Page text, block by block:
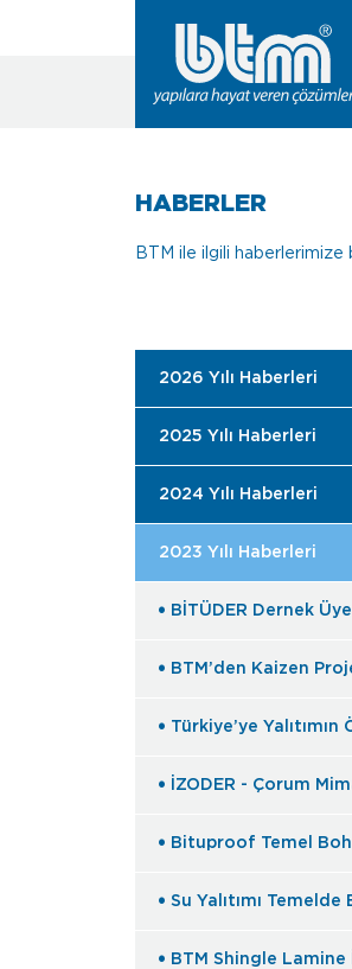
HABERLER
BTM ile ilgili haberlerimize
2026 Yılı Haberleri
2025 Yılı Haberleri
2024 Yılı Haberleri
2023 Yılı Haberleri
BİTÜDER Dernek
BTM’den Kaizen
Türkiye’ye
İZODER - Çorum
Bituproof Temel
Su Yalıtımı
BTM Shingle Lamine